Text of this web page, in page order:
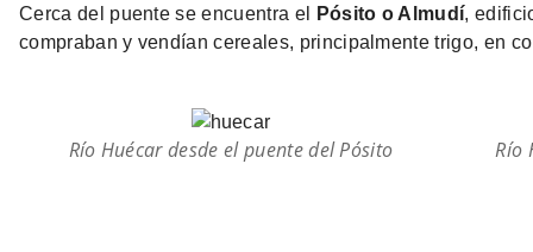
Cerca del puente se encuentra el Pósito o Almudí,
compraban y vendían cereales, principalmente trigo, en
Río Huécar desde el puente del Pósito Río